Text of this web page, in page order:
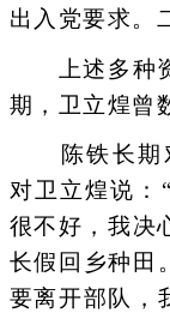
出入党要求。
上述多种资
期，卫立煌曾
陈铁长期对
对卫立煌说：
很不好，我决
长假回乡种田
要离开部队，